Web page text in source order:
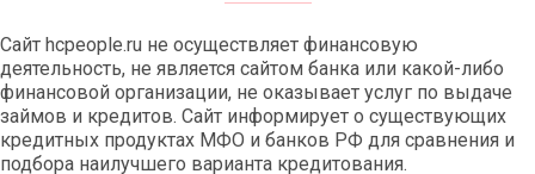
Сайт hcpeople.ru не осуществляет финансовую
деятельность, не является сайтом банка или какой-либо
финансовой организации, не оказывает услуг по выдаче
займов и кредитов. Сайт информирует о существующих
кредитных продуктах МФО и банков РФ для сравнения и
подбора наилучшего варианта кредитования.